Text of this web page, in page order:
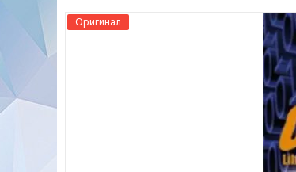
Оригинал